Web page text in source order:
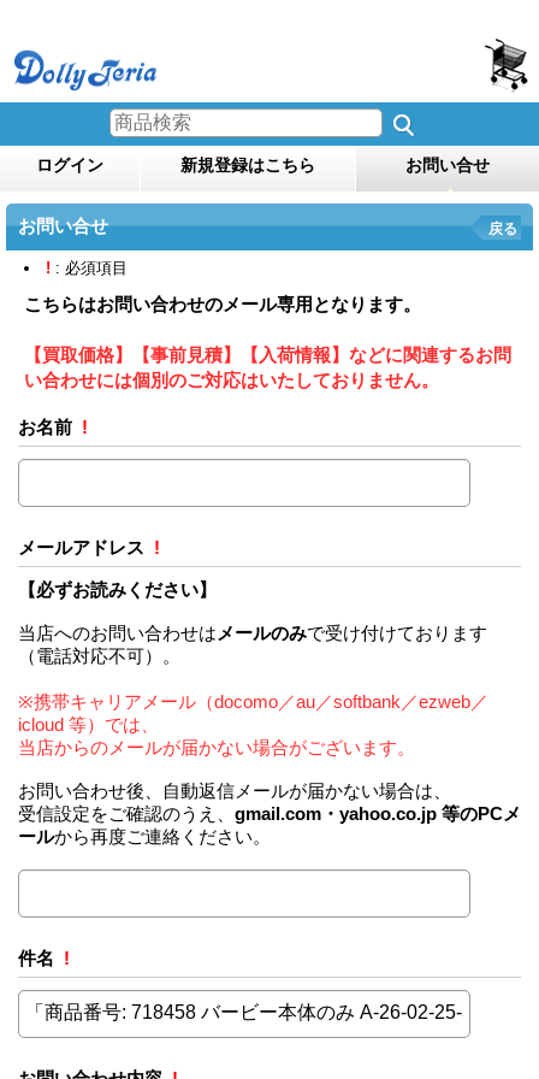
ログイン 新規登録はこちら お問い合せ
お問い合せ 戻る
! : 必須項目
こちらはお問い合わせのメール専用となります。
【買取価格】【事前見積】【入荷情報】などに関連するお問
い合わせには個別のご対応はいたしておりません。
お名前 !
メールアドレス !
【必ずお読みください】
当店へのお問い合わせは メールのみで受け付けております
（電話対応不可）。
※携帯キャリアメール（docomo／au／softbank／ezweb／
icloud 等）では、
当店からのメールが届かない場合がございます。
お問い合わせ後、自動返信メールが届かない場合は、
受信設定をご確認のうえ、 gmail.com・yahoo.co.jp 等のPCメ
ールから再度ご連絡ください。
件名 !